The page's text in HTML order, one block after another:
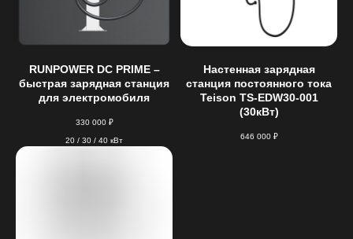
RUNPOWER DC PRIME –
быстрая зарядная станция
для электромобиля
330 000 ₽
20 / 30 / 40 кВт
Настенная зарядная
станция постоянного тока
Teison TS-EDW30-001
(30кВт)
646 000 ₽